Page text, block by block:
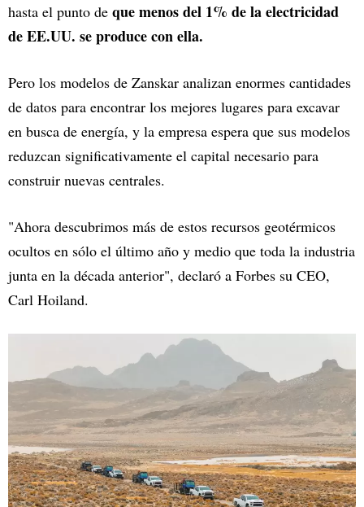
hasta el punto de que menos del 1% de la electricidad
de EE.UU. se produce con ella.
Pero los modelos de Zanskar analizan enormes cantidades
de datos para encontrar los mejores lugares para excavar
en busca de energía, y la empresa espera que sus modelos
reduzcan significativamente el capital necesario para
construir nuevas centrales.
"Ahora descubrimos más de estos recursos geotérmicos
ocultos en sólo el último año y medio que toda la industria
junta en la década anterior", declaró a Forbes su CEO,
Carl Hoiland.